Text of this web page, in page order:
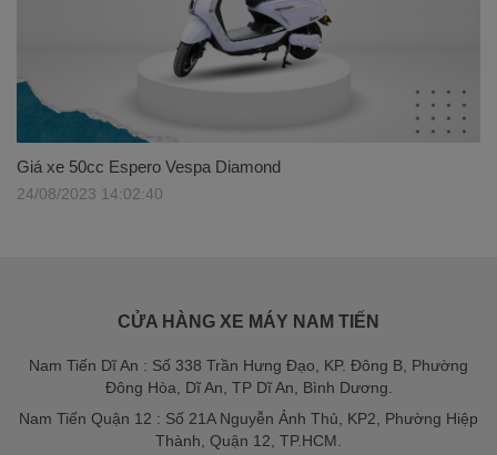
Giá xe 50cc Espero Vespa Diamond
24/08/2023 14:02:40
CỬA HÀNG XE MÁY NAM TIẾN
Nam Tiến Dĩ An : Số 338 Trần Hưng Đạo, KP. Đông B, Phường
Đông Hòa, Dĩ An, TP Dĩ An, Bình Dương.
Nam Tiến Quận 12 : Số 21A Nguyễn Ảnh Thủ, KP2, Phường Hiệp
Thành, Quận 12, TP.HCM.